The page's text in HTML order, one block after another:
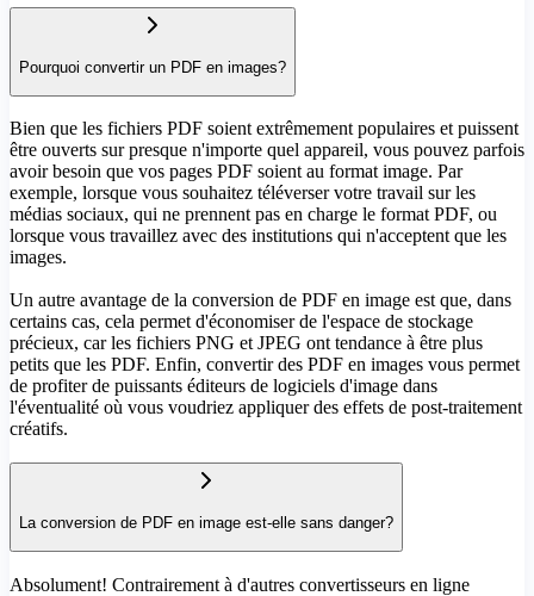
Pourquoi convertir un PDF en images?
Bien que les fichiers PDF soient extrêmement populaires et puissent
être ouverts sur presque n'importe quel appareil, vous pouvez parfois
avoir besoin que vos pages PDF soient au format image. Par
exemple, lorsque vous souhaitez téléverser votre travail sur les
médias sociaux, qui ne prennent pas en charge le format PDF, ou
lorsque vous travaillez avec des institutions qui n'acceptent que les
images.
Un autre avantage de la conversion de PDF en image est que, dans
certains cas, cela permet d'économiser de l'espace de stockage
précieux, car les fichiers PNG et JPEG ont tendance à être plus
petits que les PDF. Enfin, convertir des PDF en images vous permet
de profiter de puissants éditeurs de logiciels d'image dans
l'éventualité où vous voudriez appliquer des effets de post-traitement
créatifs.
La conversion de PDF en image est-elle sans danger?
Absolument! Contrairement à d'autres convertisseurs en ligne